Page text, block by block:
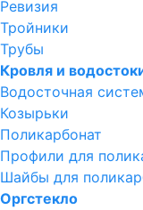
Ревизия
Тройники
Трубы
Кровля и
Водосточная
Козырьки
Поликарбонат
Профили для
Шайбы для
Оргстекло